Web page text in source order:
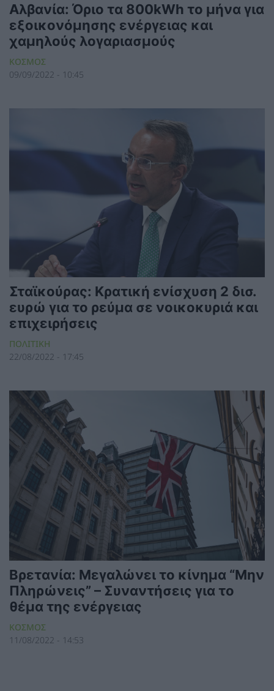
Αλβανία: Όριο τα 800kWh το μήνα για
εξοικονόμησης ενέργειας και
χαμηλούς λογαριασμούς
ΚΟΣΜΟΣ
09/09/2022 - 10:45
Σταϊκούρας: Κρατική ενίσχυση 2 δισ.
ευρώ για το ρεύμα σε νοικοκυριά και
επιχειρήσεις
ΠΟΛΙΤΙΚΗ
22/08/2022 - 17:45
Βρετανία: Μεγαλώνει το κίνημα “Μην
Πληρώνεις” – Συναντήσεις για το
θέμα της ενέργειας
ΚΟΣΜΟΣ
11/08/2022 - 14:53